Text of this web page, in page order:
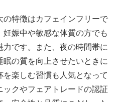
の特徴はカフェインフリーで
娠中や敏感な体質の方でも
です。また、夜の時間帯に
眠の質を向上させたいときに
楽しむ習慣も人気となって
クやフェアトレードの認証